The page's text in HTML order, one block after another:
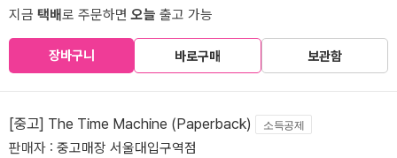
지금 택배로 주문하면오늘 출고 가능
장바구니 바로구매 보관함
[중고] The Time Machine (Paperback) 소득공제
판매자 : 중고매장 서울대입구역점